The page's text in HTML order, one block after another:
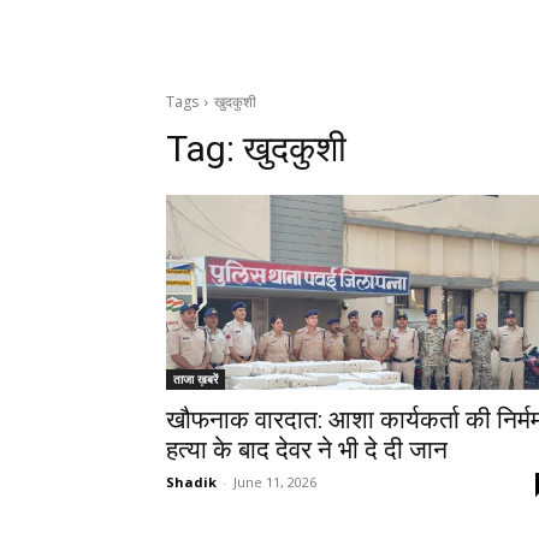
Tags खुदकुशी
Tag:खुदकुशी
ताजा ख़बरें
खौफनाक वारदात: आशा कार्यकर्ता की
हत्या के बाद देवर ने भी दे दी जान
Shadik - June 11, 2026